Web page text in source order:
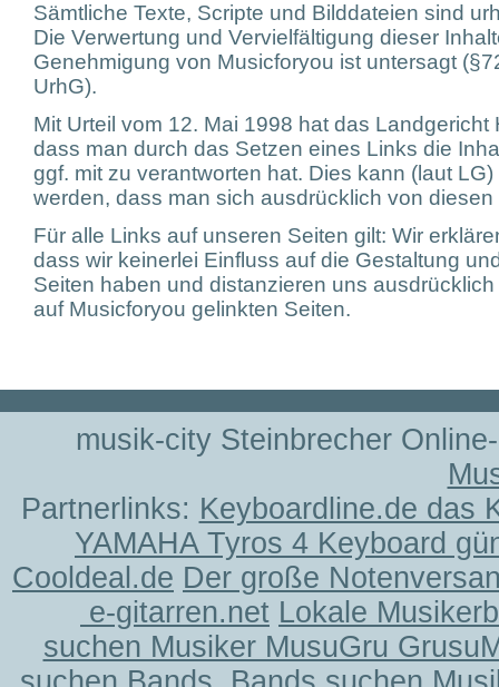
Sämtliche Texte, Scripte und Bilddateien sind
Die Verwertung und Vervielfältigung dieser
Genehmigung von Musicforyou ist untersagt
UrhG).
Mit Urteil vom 12. Mai 1998 hat das
dass man durch das Setzen eines Links die
ggf. mit zu verantworten hat. Dies kann (laut
werden, dass man sich ausdrücklich von
Für alle Links auf unseren Seiten gilt: Wir
dass wir keinerlei Einfluss auf die Gestaltung
Seiten haben und distanzieren uns
auf Musicforyou gelinkten Seiten.
musik-city Steinbrecher
Partnerlinks: Keyboardline.de das
YAMAHA Tyros 4 Keyboard
Cooldeal.de Der große
e-gitarren.net Lokale
suchen Musiker MusuGru